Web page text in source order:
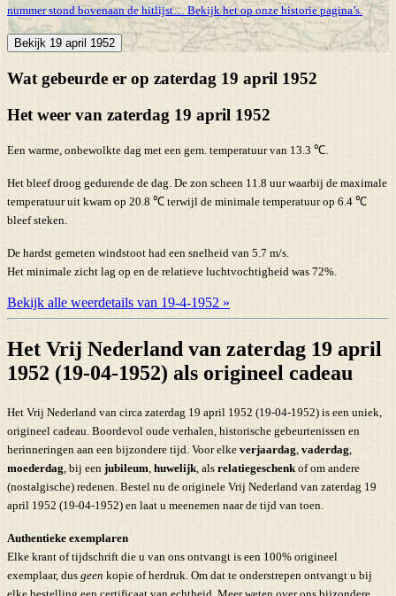
nummer stond bovenaan de hitlijst… Bekijk het op onze historie pagina’s.
Bekijk 19 april 1952
Wat gebeurde er op zaterdag 19 april 1952
Het weer van zaterdag 19 april 1952
Een warme, onbewolkte dag met een gem. temperatuur van 13.3 ℃.
Het bleef droog gedurende de dag. De zon scheen 11.8 uur waarbij de maximale
temperatuur uit kwam op 20.8 ℃ terwijl de minimale temperatuur op 6.4 ℃
bleef steken.
De hardst gemeten windstoot had een snelheid van 5.7 m/s.
Het minimale zicht lag op en de relatieve luchtvochtigheid was 72%.
Bekijk alle weerdetails van 19-4-1952 »
Het Vrij Nederland van zaterdag 19 april
1952 (19-04-1952) als origineel cadeau
Het Vrij Nederland van circa zaterdag 19 april 1952 (19-04-1952) is een uniek,
origineel cadeau. Boordevol oude verhalen, historische gebeurtenissen en
herinneringen aan een bijzondere tijd. Voor elke verjaardag, vaderdag,
moederdag, bij een jubileum, huwelijk, als relatiegeschenkof om andere
(nostalgische) redenen. Bestel nu de originele Vrij Nederland van zaterdag 19
april 1952 (19-04-1952) en laat u meenemen naar de tijd van toen.
Authentieke exemplaren
Elke krant of tijdschrift die u van ons ontvangt is een 100% origineel
exemplaar, dus geen kopie of herdruk. Om dat te onderstrepen ontvangt u bij